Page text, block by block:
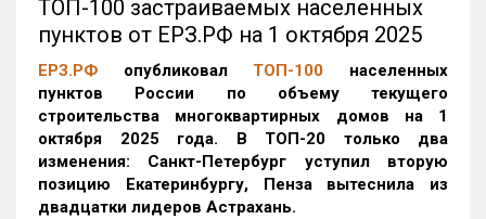
ТОП-100 застраиваемых населенных
пунктов от ЕРЗ.РФ на 1 октября 2025
ЕРЗ.РФ опубликовал ТОП-100 населенных
пунктов России по объему текущего
строительства многоквартирных домов на 1
октября 2025 года. В ТОП-20 только два
изменения: Санкт-Петербург уступил вторую
позицию Екатеринбургу, Пенза вытеснила из
двадцатки лидеров Астрахань.